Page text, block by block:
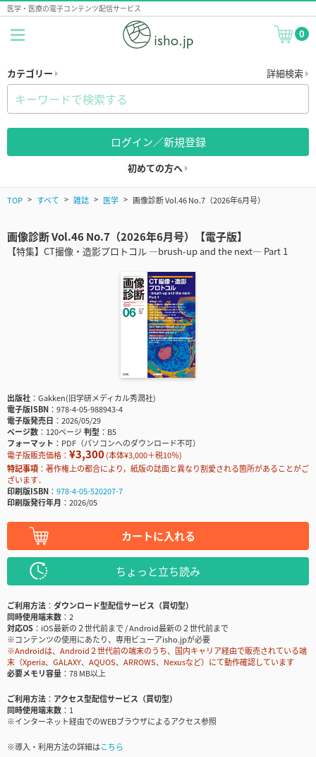
医学・医療の電子コンテンツ配信サービス
0
カテゴリー 詳細検索
ログイン／新規登録
初めての方へ
TOP すべて 雑誌 医学 画像診断 Vol.46 No.7（2026年6月号）
画像診断 Vol.46 No.7（2026年6月号）【電子版】
【特集】CT撮像・造影プロトコル ―brush-up and the next― Part 1
出版社
Gakken(旧学研メディカル秀潤社)
電子版ISBN
978-4-05-988943-4
電子版発売日
2026/05/29
ページ数
120ページ判型
B5
フォーマット
PDF（パソコンへのダウンロード不可）
電子版販売価格： ¥3,300(本体¥3,000＋税10％)
特記事項
著作権上の都合により，紙版の誌面と異なり割愛される箇所があることがご
ざいます．
印刷版ISBN
978-4-05-520207-7
印刷版発行年月
2026/05
カートに入れる
ちょっと立ち読み
ご利用方法
ダウンロード型配信サービス（買切型）
同時使用端末数
2
対応OS
iOS最新の２世代前まで / Android最新の２世代前まで
※コンテンツの使用にあたり、専用ビューアisho.jpが必要
※Androidは、Android２世代前の端末のうち、国内キャリア経由で販売されている端
末（Xperia、GALAXY、AQUOS、ARROWS、Nexusなど）にて動作確認しています
必要メモリ容量
78 MB以上
ご利用方法
アクセス型配信サービス（買切型）
同時使用端末数
1
※インターネット経由でのWEBブラウザによるアクセス参照
※導入・利用方法の詳細はこちら